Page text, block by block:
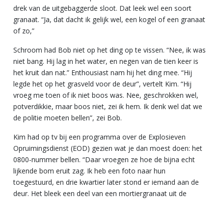
drek van de uitgebaggerde sloot. Dat leek wel een soort
granaat. “Ja, dat dacht ik gelijk wel, een kogel of een granaat
of zo,”
Schroom had Bob niet op het ding op te vissen. “Nee, ik was
niet bang. Hij lag in het water, en negen van de tien keer is
het kruit dan nat.” Enthousiast nam hij het ding mee. “Hij
legde het op het grasveld voor de deur”, vertelt Kim. “Hij
vroeg me toen of ik niet boos was. Nee, geschrokken wel,
potverdikkie, maar boos niet, zei ik hem. Ik denk wel dat we
de politie moeten bellen”, zei Bob.
Kim had op tv bij een programma over de Explosieven
Opruimingsdienst (EOD) gezien wat je dan moest doen: het
0800-nummer bellen. “Daar vroegen ze hoe de bijna echt
lijkende bom eruit zag. Ik heb een foto naar hun
toegestuurd, en drie kwartier later stond er iemand aan de
deur. Het bleek een deel van een mortiergranaat uit de